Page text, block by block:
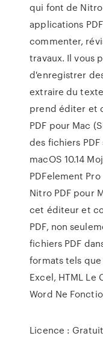
qui font de
applications
commenter,
travaux. Il vous
d'enregistrer
extraire du
prend éditer et
PDF pour Mac
des fichiers
macOS 10.14
PDFelement
Nitro PDF pour
cet éditeur et
PDF, non
fichiers PDF
formats tels
Excel, HTML Le
Word Ne
Licence :